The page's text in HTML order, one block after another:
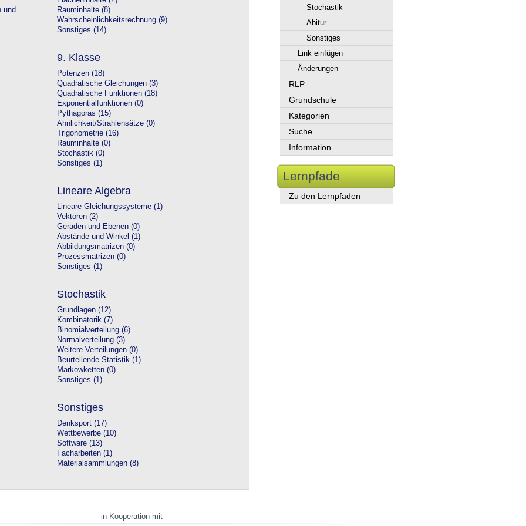
und
Rauminhalte (8)
Wahrscheinlichkeitsrechnung (9)
Sonstiges (14)
9. Klasse
Potenzen (18)
Quadratische Gleichungen (3)
Quadratische Funktionen (18)
Exponentialfunktionen (0)
Pythagoras (15)
Ähnlichkeit/Strahlensätze (0)
Trigonometrie (16)
Rauminhalte (0)
Stochastik (0)
Sonstiges (1)
Lineare Algebra
Lineare Gleichungssysteme (1)
Vektoren (2)
Geraden und Ebenen (0)
Abstände und Winkel (1)
Abbildungsmatrizen (0)
Prozessmatrizen (0)
Sonstiges (1)
Stochastik
Grundlagen (12)
Kombinatorik (7)
Binomialverteilung (6)
Normalverteilung (3)
Weitere Verteilungen (0)
Beurteilende Statistik (1)
Markowketten (0)
Sonstiges (1)
Sonstiges
Denksport (17)
Wettbewerbe (10)
Software (13)
Facharbeiten (1)
Materialsammlungen (8)
Stochastik
Abitur
Sonstiges
Link einfügen
Änderungen
RLP
Grundschule
Kategorien
Suche
Information
Lernpfade
Zu den Lernpfaden
in Kooperation mit